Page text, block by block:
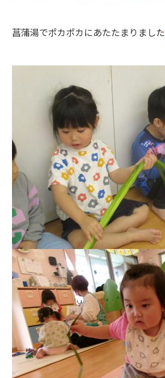
菖蒲湯でポカポカにあたたまりました